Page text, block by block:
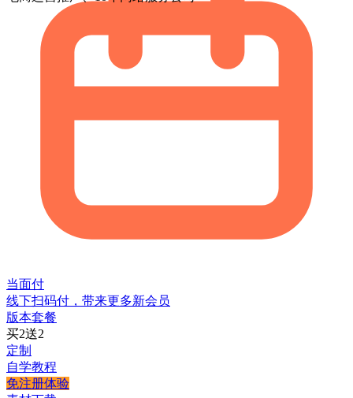
当面付
线下扫码付，带来更多新会员
版本套餐
买2送2
定制
自学教程
免注册体验